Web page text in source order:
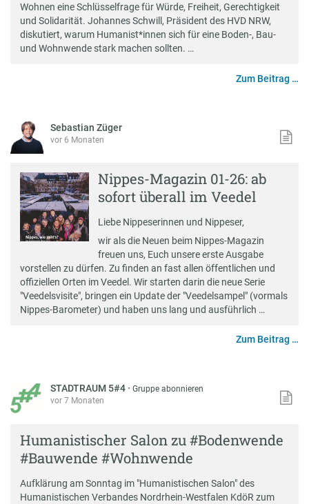
Wohnen eine Schlüsselfrage für Würde, Freiheit, Gerechtigkeit
und Solidarität. Johannes Schwill, Präsident des HVD NRW,
diskutiert, warum Humanist*innen sich für eine Boden-, Bau-
und Wohnwende stark machen sollten. …
Zum Beitrag …
Sebastian Züger
vor 6 Monaten
Nippes-Magazin 01-26: ab
sofort überall im Veedel
Liebe Nippeserinnen und Nippeser,
wir als die Neuen beim Nippes-Magazin
freuen uns, Euch unsere erste Ausgabe
vorstellen zu dürfen. Zu finden an fast allen öffentlichen und
offiziellen Orten im Veedel. Wir starten darin die neue Serie
"Veedelsvisite", bringen ein Update der "Veedelsampel" (vormals
Nippes-Barometer) und haben uns lang und ausführlich …
Zum Beitrag …
STADTRAUM 5#4 ·Gruppe abonnieren
vor 7 Monaten
Humanistischer Salon zu #Bodenwende
#Bauwende #Wohnwende
Aufklärung am Sonntag im "Humanistischen Salon" des
Humanistischen Verbandes Nordrhein-Westfalen KdöR zum